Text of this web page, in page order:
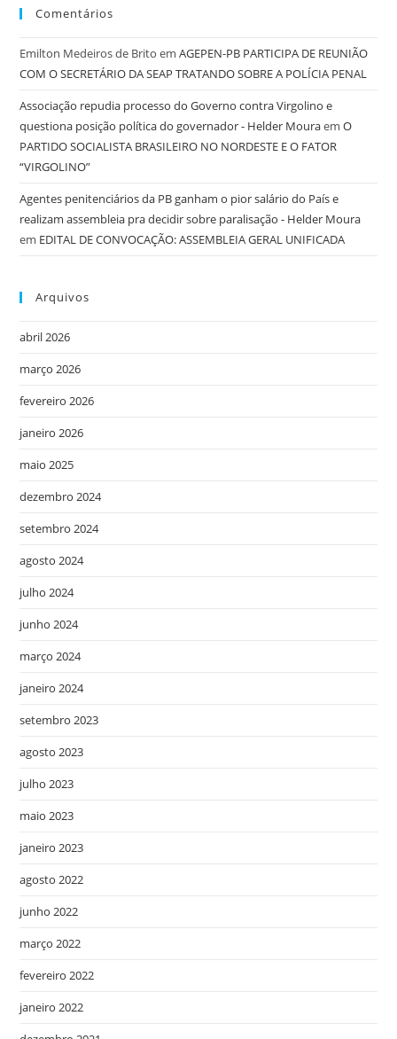
Comentários
Emilton Medeiros de Brito emAGEPEN-PB PARTICIPA DE REUNIÃO
COM O SECRETÁRIO DA SEAP TRATANDO SOBRE A POLÍCIA PENAL
Associação repudia processo do Governo contra Virgolino e
questiona posição política do governador - Helder MouraemO
PARTIDO SOCIALISTA BRASILEIRO NO NORDESTE E O FATOR
“VIRGOLINO”
Agentes penitenciários da PB ganham o pior salário do País e
realizam assembleia pra decidir sobre paralisação - Helder Moura
em EDITAL DE CONVOCAÇÃO: ASSEMBLEIA GERAL UNIFICADA
Arquivos
abril 2026
março 2026
fevereiro 2026
janeiro 2026
maio 2025
dezembro 2024
setembro 2024
agosto 2024
julho 2024
junho 2024
março 2024
janeiro 2024
setembro 2023
agosto 2023
julho 2023
maio 2023
janeiro 2023
agosto 2022
junho 2022
março 2022
fevereiro 2022
janeiro 2022